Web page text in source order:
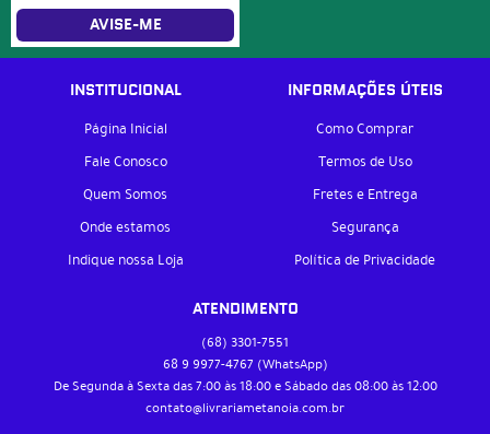
AVISE-ME
INSTITUCIONAL
Página Inicial
Fale Conosco
Quem Somos
Onde estamos
Indique nossa Loja
INFORMAÇÕES ÚTEIS
Como Comprar
Termos de Uso
Fretes e Entrega
Segurança
Política de Privacidade
ATENDIMENTO
(68) 3301-7551
68 9 9977-4767 (WhatsApp)
De Segunda à Sexta das 7:00 às 18:00 e Sábado das 08:00 às 12:00
contato@livrariametanoia.com.br